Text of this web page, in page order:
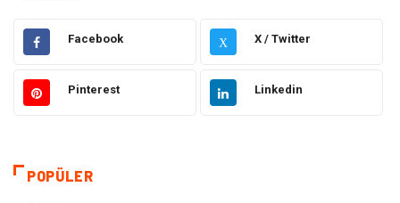
Hukuk Elektrik & Elektronik
Giyim Makine
Otomotiv
Facebook X X / Twitter
Pinterest Linkedin
POPÜLER